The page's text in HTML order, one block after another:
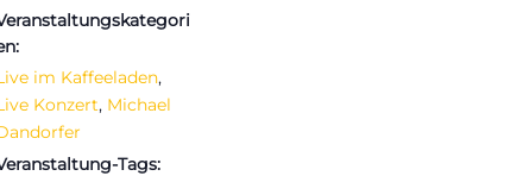
im Kaffeeladen,
Konzert, Michael
Tags: